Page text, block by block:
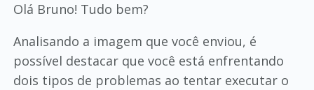
Olá Bruno! Tudo bem?
Analisando a imagem que você enviou, é
possível destacar que você está enfrentando
dois tipos de problemas ao tentar executar o